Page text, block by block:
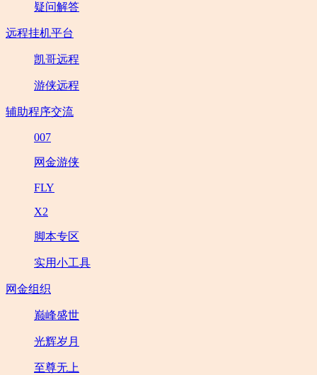
疑问解答
远程挂机平台
凯哥远程
游侠远程
辅助程序交流
007
网金游侠
FLY
X2
脚本专区
实用小工具
网金组织
巅峰盛世
光辉岁月
至尊无上